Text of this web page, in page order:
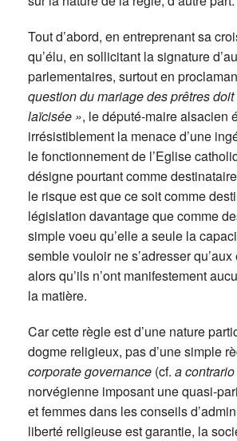
Tout d’abord, en entreprenant sa
qu’élu, en sollicitant la signature
parlementaires, surtout en
question du mariage des prêtres
laïcisée », le député-maire alsacien
irrésistiblement la menace d’une
le fonctionnement de l’Eglise
désigne pourtant comme
le risque est que ce soit comme
législation davantage que comme
simple voeu qu’elle a seule la
semble vouloir ne s’adresser
alors qu’ils n’ont manifestement
la matière.
Car cette règle est d’une nature
dogme religieux, pas d’une simple
corporate governance (cf. a contrario
norvégienne imposant une quasi-
et femmes dans les conseils
liberté religieuse est garantie, la